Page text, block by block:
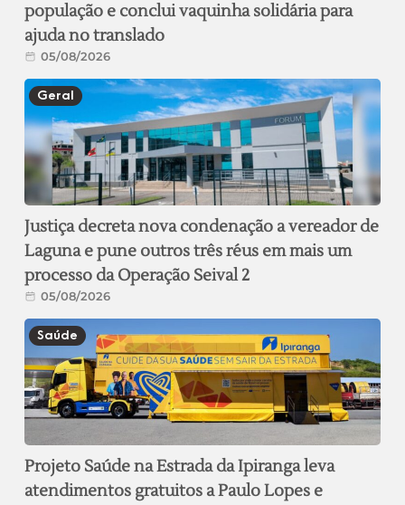
população e conclui vaquinha solidária para
ajuda no translado
05/08/2026
Geral
Justiça decreta nova condenação a vereador de
Laguna e pune outros três réus em mais um
processo da Operação Seival 2
05/08/2026
Saúde
Projeto Saúde na Estrada da Ipiranga leva
atendimentos gratuitos a Paulo Lopes e